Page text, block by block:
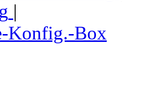
|
Konfig.-Box